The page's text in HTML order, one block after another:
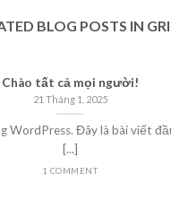
BLOG POSTS IN
Chào tất cả mọi người!
21 Tháng 1, 2025
WordPress. Đây là bài viết
[...]
1 COMMENT